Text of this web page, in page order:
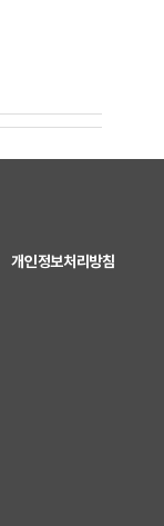
개인정보처리방침